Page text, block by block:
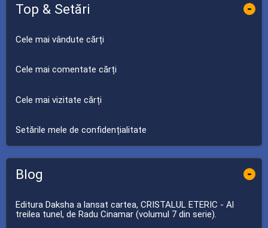
Top & Setări -
Cele mai vândute cărți
Cele mai comentate cărți
Cele mai vizitate cărți
Setările mele de confidențialitate
Blog -
Editura Daksha a lansat cartea, CRISTALUL ETERIC - Al
treilea tunel, de Radu Cinamar (volumul 7 din serie).